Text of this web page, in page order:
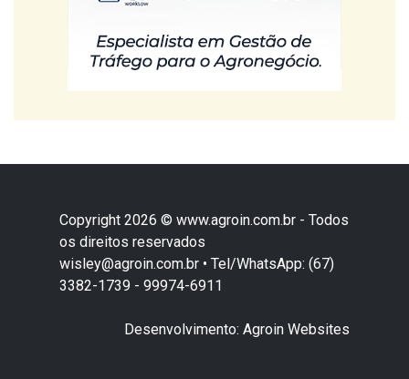
Copyright 2026 © www.agroin.com.br - Todos
os direitos reservados
wisley@agroin.com.br • Tel/WhatsApp: (67)
3382-1739 - 99974-6911
Desenvolvimento: Agroin Websites